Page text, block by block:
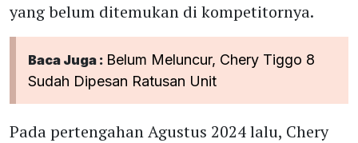
yang belum ditemukan di kompetitornya.
Baca Juga : Belum Meluncur, Chery Tiggo 8
Sudah Dipesan Ratusan Unit
Pada pertengahan Agustus 2024 lalu, Chery